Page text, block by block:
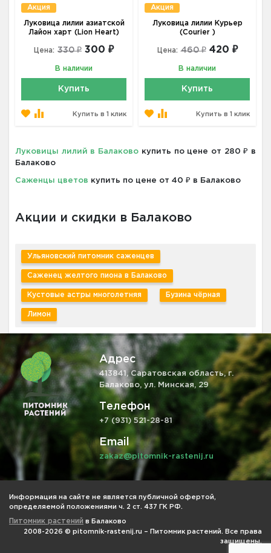
Акция
Луковица лилии азиатской
Лайон харт (Lion Heart)
Цена: 330 ₽ 300 ₽
В наличии
Купить
Купить в 1 клик
Акция
Луковица лилии Курьер
(Courier )
Цена: 460 ₽ 420 ₽
В наличии
Купить
Купить в 1 клик
Луковицы лилий в Балаково купить по цене от 280 ₽ в
Балаково
Саженцы цветов купить по цене от 40 ₽ в Балаково
Акции и скидки в Балаково
Ульяновский питомник саженцев
Саженец желтого пиона в Балаково
Кустовые астры многолетняя Бузина чёрная
Лимон
Адрес
413841, Саратовская область, г.
Балаково, ул. Минская, 29
Телефон
+7 (931) 521-28-81
Email
zakaz@pitomnik-rastenij.ru
Информация на сайте не является публичной офертой,
определяемой положениями ч. 2 ст. 437 ГК РФ.
Питомник растений в Балаково
2008-2026 © pitomnik-rastenij.ru – Питомник растений. Все права
защищены.